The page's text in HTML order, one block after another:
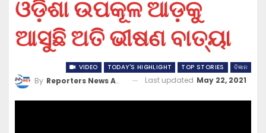
ଓଡ଼ିଶା ଉପକୂଳ ଆଡ଼କୁ
ଆସୁଛି ଅତି ଭୀଷଣ ବାତ୍ୟା
VIDEO TODAY'S HIGHLIGHT TOP STORIES ବିଜ୍ଞାନ
By Reporters News Agency Last updated May 22, 2021